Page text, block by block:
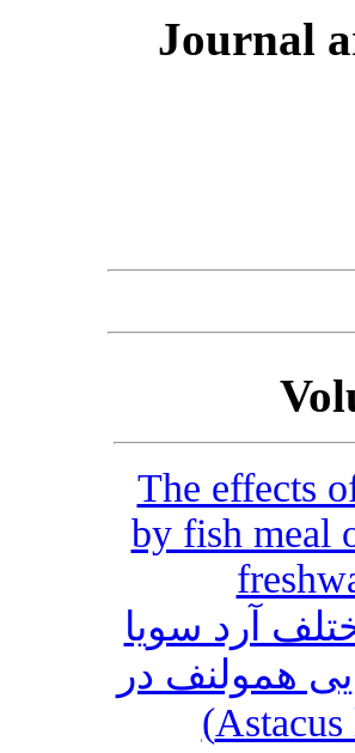
Journal
The effects
by fish meal
آرد سویا
همولنف در